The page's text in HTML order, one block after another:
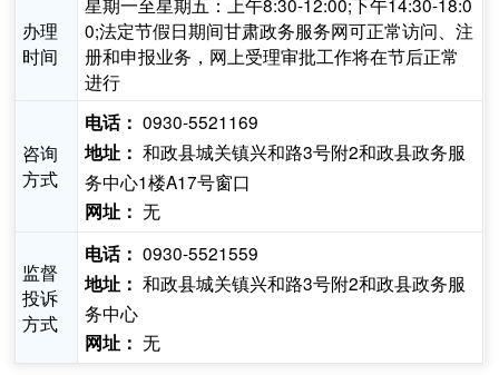
办理
时间
0;法定节假日期间甘肃政务服务网可正常访问、注
册和申报业务，网上受理审批工作将在节后正常
进行
咨询
方式
电话： 0930-5521169
地址： 和政县城关镇兴和路3号附2和政县政务服
务中心1楼A17号窗口
网址： 无
监督
投诉
方式
电话： 0930-5521559
地址： 和政县城关镇兴和路3号附2和政县政务服
务中心
网址： 无